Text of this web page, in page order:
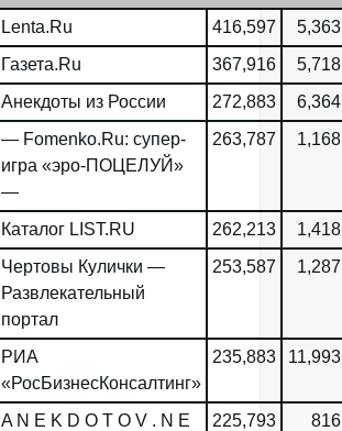
Lenta.Ru 416,597
Газета.Ru 367,916
Анекдоты из России 272,883
— Fomenko.Ru: супер-
игра «эро-ПОЦЕЛУЙ»
—
263,787
Каталог LIST.RU 262,213
Чертовы Кулички —
Развлекательный
портал
253,587
РИА
«РосБизнесКонсалтинг»
235,883
A N E K D O T O V . N E
225,793